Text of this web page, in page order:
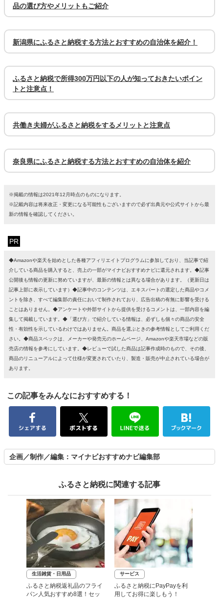
品の選び方やメリットもご紹介
新潟県にふるさと納税する方法とおすすめの自治体を紹介！
ふるさと納税で所得300万円以下の人が知っておきたいポイン
トと注意点！
共働き夫婦がふるさと納税をするメリットと注意点
奈良県にふるさと納税する方法とおすすめの自治体を紹介
※掲載の情報は2021年12月時点のものになります。
※記載内容は将来改正・変更になる可能性もございますので必ず出典元や公式サイトから最
新の情報を確認してください。
PR
◆Amazonや楽天を始めとした各種アフィリエイトプログラムに参加しており、当記事で紹
介している商品を購入すると、売上の一部がマイナビおすすめナビに還元されます。◆記事
公開後も情報の更新に努めていますが、最新の情報とは異なる場合があります。（更新日は
記事上部に表示しています）◆記事中のコンテンツは、エキスパートの選定した商品やコメ
ントを除き、すべて編集部の責任において制作されており、広告出稿の有無に影響を受ける
ことはありません。◆アンケートや外部サイトから提供を受けるコメントは、一部内容を編
集して掲載しています。◆「選び方」で紹介している情報は、必ずしも個々の商品の安全
性・有効性を示しているわけではありません。商品を選ぶときの参考情報としてご利用くだ
さい。◆商品スペックは、メーカーや発売元のホームページ、Amazonや楽天市場などの販
売店の情報を参考にしています。◆レビューで試した商品は記事作成時のもので、その後、
商品のリニューアルによって仕様が変更されていたり、製造・販売が中止されている場合が
あります。
この記事をみんなにおすすめする！
企画／制作／編集：マイナビおすすめナビ編集部
ふるさと納税に関連する記事
生活雑貨・日用品
ふるさと納税返礼品のフライ
パン人気おすすめ8選！セッ
サービス
ふるさと納税にPayPayを利
用してお得に楽しもう！